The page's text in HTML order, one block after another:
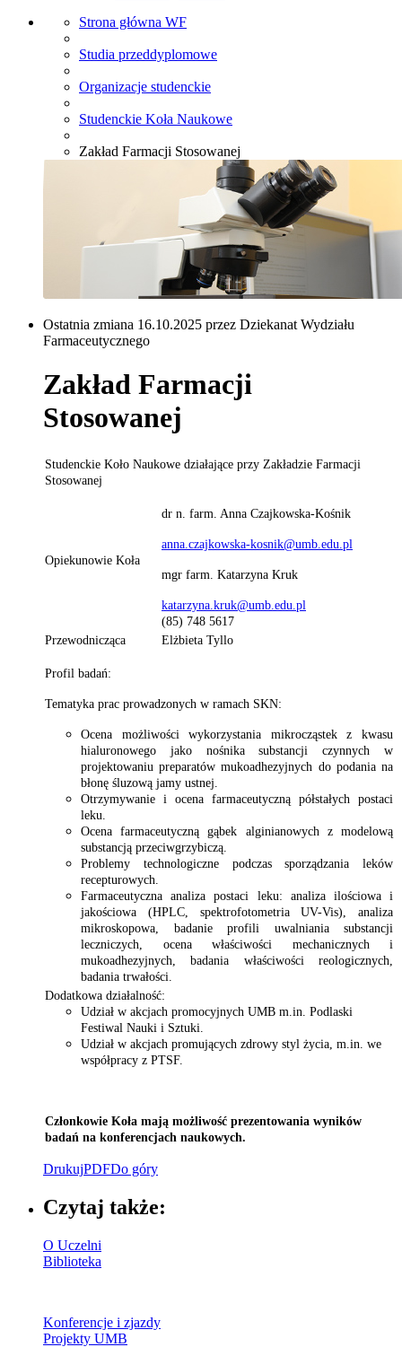
Strona główna WF
Studia przeddyplomowe
Organizacje studenckie
Studenckie Koła Naukowe
Zakład Farmacji Stosowanej
Ostatnia zmiana 16.10.2025 przez Dziekanat Wydziału
Farmaceutycznego
Zakład Farmacji
Stosowanej
Studenckie Koło Naukowe działające przy Zakładzie Farmacji
Stosowanej
Opiekunowie Koła
dr n. farm. Anna Czajkowska-Kośnik
anna.czajkowska-kosnik@umb.edu.pl
mgr farm. Katarzyna Kruk
katarzyna.kruk@umb.edu.pl
(85) 748 5617
Przewodnicząca
Elżbieta Tyllo
Profil badań:
Tematyka prac prowadzonych w ramach SKN:
Ocena możliwości wykorzystania mikrocząstek z kwasu
hialuronowego jako nośnika substancji czynnych w
projektowaniu preparatów mukoadhezyjnych do podania na
błonę śluzową jamy ustnej.
Otrzymywanie i ocena farmaceutyczną półstałych postaci
leku.
Ocena farmaceutyczną gąbek alginianowych z modelową
substancją przeciwgrzybiczą.
Problemy technologiczne podczas sporządzania leków
recepturowych.
Farmaceutyczna analiza postaci leku: analiza ilościowa i
jakościowa (HPLC, spektrofotometria UV-Vis), analiza
mikroskopowa, badanie profili uwalniania substancji
leczniczych, ocena właściwości mechanicznych i
mukoadhezyjnych, badania właściwości reologicznych,
badania trwałości.
Dodatkowa działalność:
Udział w akcjach promocyjnych UMB m.in. Podlaski
Festiwal Nauki i Sztuki.
Udział w akcjach promujących zdrowy styl życia, m.in. we
współpracy z PTSF.
Członkowie Koła mają możliwość prezentowania wyników
badań na konferencjach naukowych.
DrukujPDFDo góry
Czytaj także:
O Uczelni
Biblioteka
Konferencje i zjazdy
Projekty UMB